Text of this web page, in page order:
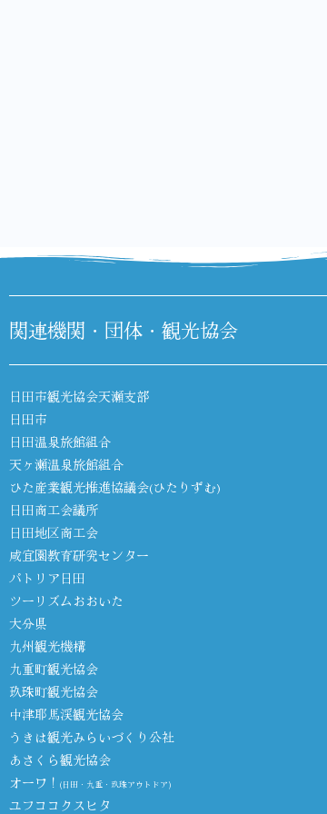
関連機関・団体・観光協会
日田市観光協会天瀬支部
日田市
日田温泉旅館組合
天ヶ瀬温泉旅館組合
ひた産業観光推進協議会(ひたりずむ)
日田商工会議所
日田地区商工会
咸宜園教育研究センター
パトリア日田
ツーリズムおおいた
大分県
九州観光機構
九重町観光協会
玖珠町観光協会
中津耶馬渓観光協会
うきは観光みらいづくり公社
あさくら観光協会
オーワ！ (日田・九重・玖珠アウトドア)
ユフココクスヒタ